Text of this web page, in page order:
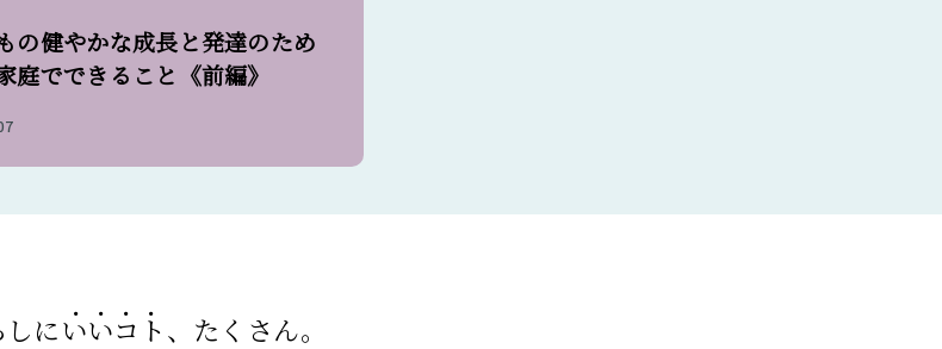
の健やかな成長と発達のため
庭でできること《前編》
にいいコト、たくさん。